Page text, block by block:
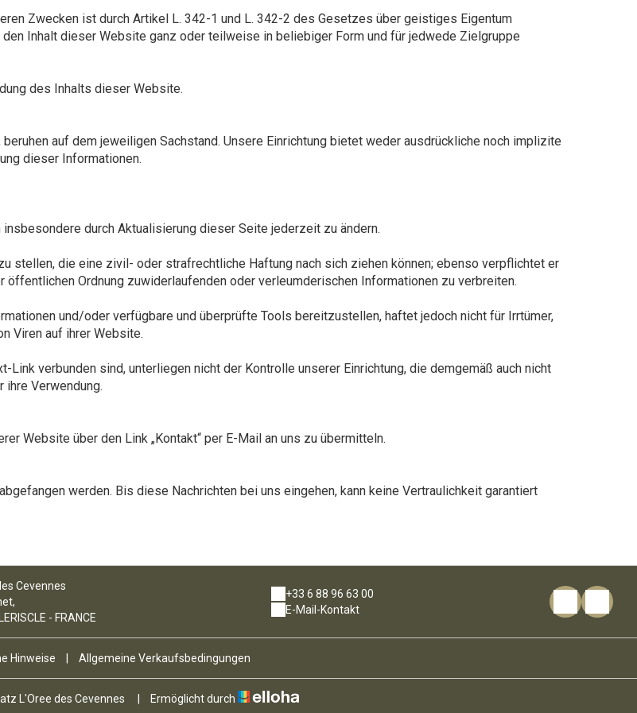
Zwecken ist durch Artikel L. 342-1 und L. 342-2 des Gesetzes über geistiges Eigentum
Inhalt dieser Website ganz oder teilweise in beliebiger Form und für jedwede Zielgruppe
des Inhalts dieser Website.
auf dem jeweiligen Sachstand. Unsere Einrichtung bietet weder ausdrückliche noch implizite
dieser Informationen.
durch Aktualisierung dieser Seite jederzeit zu ändern.
stellen, die eine zivil- oder strafrechtliche Haftung nach sich ziehen können; ebenso verpflichtet er
Ordnung zuwiderlaufenden oder verleumderischen Informationen zu verbreiten.
und/oder verfügbare und überprüfte Tools bereitzustellen, haftet jedoch nicht für Irrtümer,
Viren auf ihrer Website.
verbunden sind, unterliegen nicht der Kontrolle unserer Einrichtung, die demgemäß auch nicht
Verwendung.
Website über den Link „Kontakt“ per E-Mail an uns zu übermitteln.
werden. Bis diese Nachrichten bei uns eingehen, kann keine Vertraulichkeit garantiert
Cevennes
- FRANCE
+33 6 88 96 63 00
E-Mail-Kontakt
Hinweise Allgemeine Verkaufsbedingungen
L'Oree des Cevennes Ermöglicht durch